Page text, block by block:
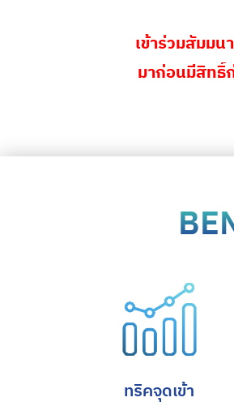
เข้าร่วมสัมม
มาก่อนมีสิทธิ์
ทริคจุดเข้า